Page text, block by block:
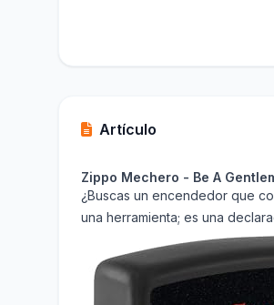
Artículo
Zippo Mechero - Be A
¿Buscas un encendedor que
una herramienta; es una